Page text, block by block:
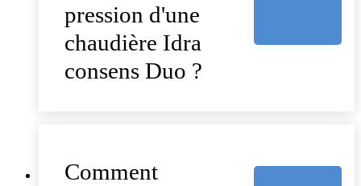
pression d'une
chaudière Idra
consens Duo ?
Comment